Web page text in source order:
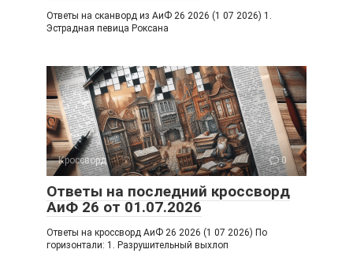
Ответы на сканворд из АиФ 26 2026 (1 07 2026) 1.
Эстрадная певица Роксана
Кроссворд 0
Ответы на последний кроссворд
АиФ 26 от 01.07.2026
Ответы на кроссворд АиФ 26 2026 (1 07 2026) По
горизонтали: 1. Разрушительный выхлоп